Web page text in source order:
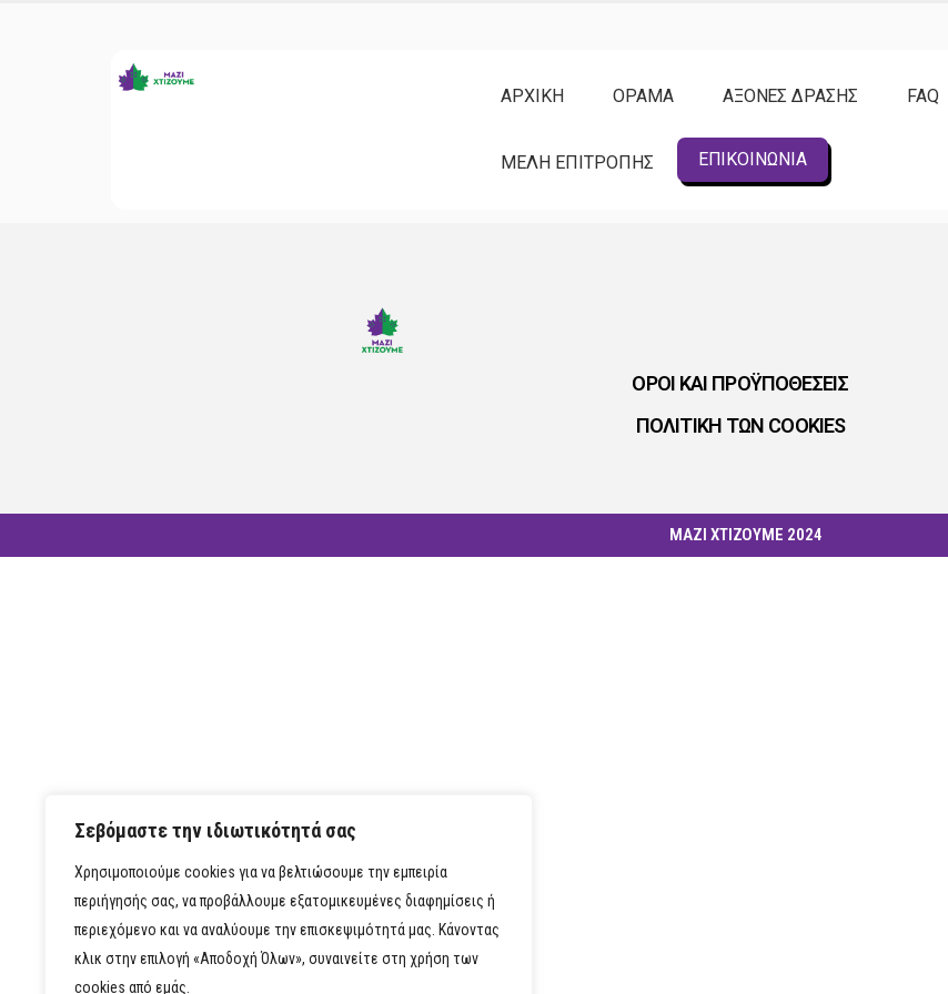
Σεβόμαστε την ιδιωτικότητά σας
Χρησιμοποιούμε cookies για να βελτιώσουμε την εμπειρία
περιήγησής σας, να προβάλλουμε εξατομικευμένες διαφημίσεις ή
περιεχόμενο και να αναλύουμε την επισκεψιμότητά μας. Κάνοντας
κλικ στην επιλογή «Αποδοχή Όλων», συναινείτε στη χρήση των
cookies από εμάς.
ΑΡΧΙΚΗ ΟΡΑΜΑ ΑΞΟΝΕΣ ΔΡΑΣΗΣ FAQ
ΜΕΛΗ ΕΠΙΤΡΟΠΗΣ ΕΠΙΚΟΙΝΩΝΙΑ
ΟΡΟΙ ΚΑΙ ΠΡΟΫΠΟΘΕΣΕΙΣ
ΠΟΛΙΤΙΚΗ ΤΩΝ COOKIES
ΜΑΖΙ ΧΤΙΖΟΥΜΕ 2024